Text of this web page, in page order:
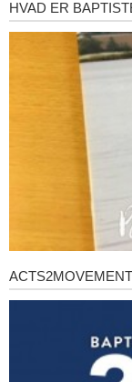
Hvad
HVAD ER
Acts2Movement